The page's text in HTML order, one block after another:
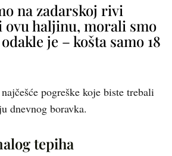
na zadarskoj rivi
ovu haljinu, morali smo
je – košta samo 18
pogreške koje biste trebali
dnevnog boravka.
tepiha